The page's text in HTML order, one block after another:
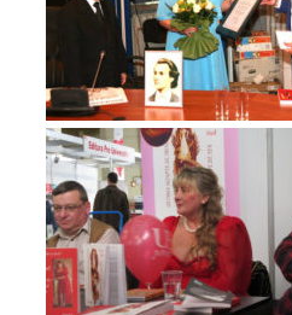
î
n
t
â
i
a
n
o
a
p